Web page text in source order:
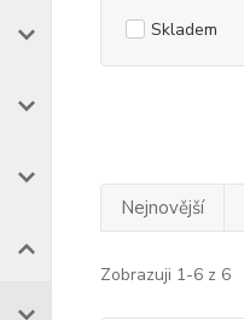
Skladem
Nejnovější
Zobrazuji 1-6 z 6